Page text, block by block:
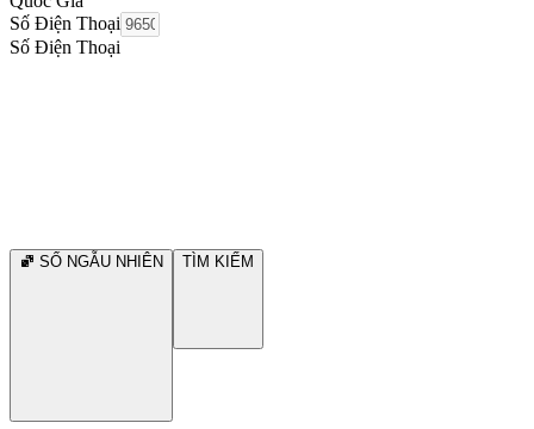
Số Điện Thoại
Số Điện Thoại
SỐ NGẪU NHIÊN TÌM KIẾM